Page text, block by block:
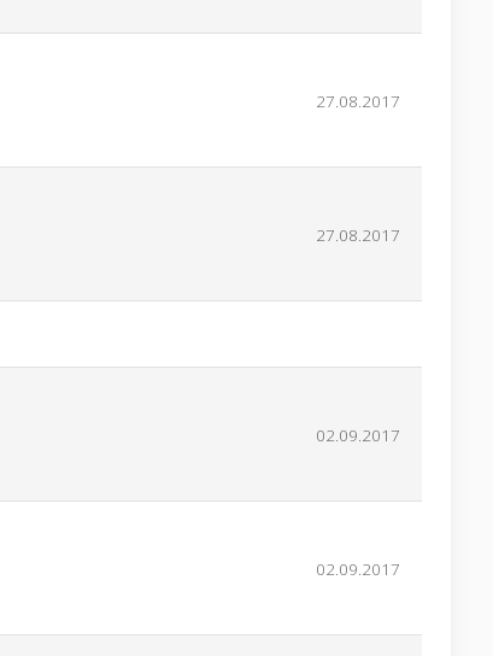
27.08.2017
27.08.2017
02.09.2017
02.09.2017